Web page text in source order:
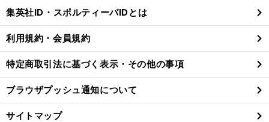
る
集英社ID・スポルティーバIDとは
利用規約・会員規約
特定商取引法に基づく表示・その他の事項
ブラウザプッシュ通知について
サイトマップ